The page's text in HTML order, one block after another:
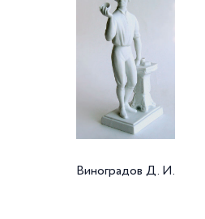
Виноградов Д. И.